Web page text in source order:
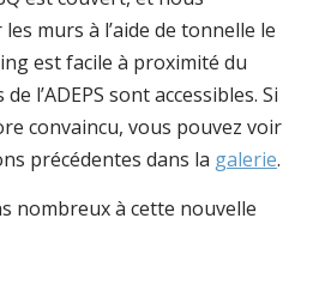
murs à l’aide de tonnelle le
est facile à proximité du
l’ADEPS sont accessibles. Si
convaincu, vous pouvez voir
précédentes dans la galerie.
nombreux à cette nouvelle